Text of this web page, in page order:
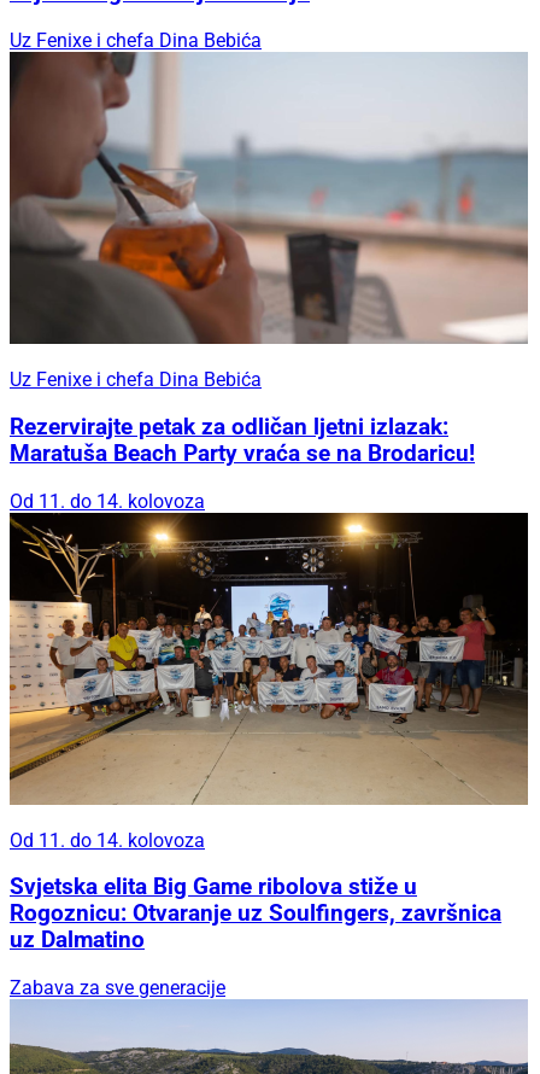
Uz Fenixe i chefa Dina Bebića
Uz Fenixe i chefa Dina Bebića
Rezervirajte petak za odličan ljetni izlazak:
Maratuša Beach Party vraća se na Brodaricu!
Od 11. do 14. kolovoza
Od 11. do 14. kolovoza
Svjetska elita Big Game ribolova stiže u
Rogoznicu: Otvaranje uz Soulfingers, završnica
uz Dalmatino
Zabava za sve generacije